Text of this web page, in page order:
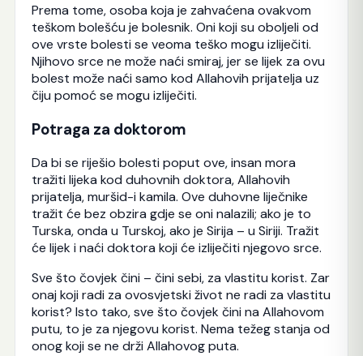
Prema tome, osoba koja je zahvaćena ovakvom
teškom bolešću je bolesnik. Oni koji su oboljeli od
ove vrste bolesti se veoma teško mogu izliječiti.
Njihovo srce ne može naći smiraj, jer se lijek za ovu
bolest može naći samo kod Allahovih prijatelja uz
čiju pomoć se mogu izliječiti.
Potraga za doktorom
Da bi se riješio bolesti poput ove, insan mora
tražiti lijeka kod duhovnih doktora, Allahovih
prijatelja, muršid-i kamila. Ove duhovne liječnike
tražit će bez obzira gdje se oni nalazili; ako je to
Turska, onda u Turskoj, ako je Sirija – u Siriji. Tražit
će lijek i naći doktora koji će izliječiti njegovo srce.
Sve što čovjek čini – čini sebi, za vlastitu korist. Zar
onaj koji radi za ovosvjetski život ne radi za vlastitu
korist? Isto tako, sve što čovjek čini na Allahovom
putu, to je za njegovu korist. Nema težeg stanja od
onog koji se ne drži Allahovog puta.